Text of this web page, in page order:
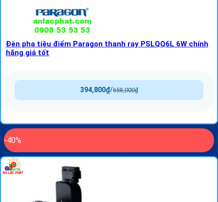
Đèn pha tiêu điểm Paragon thanh ray PSLQQ6L 6W chính
hãng giá tốt
658,000₫
/
394,800₫
-40%